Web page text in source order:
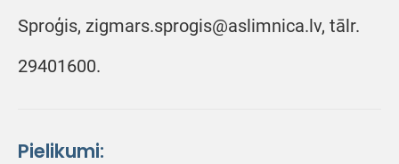
Sproģis, zigmars.sprogis@aslimnica.lv, tālr.
29401600.
Pielikumi: